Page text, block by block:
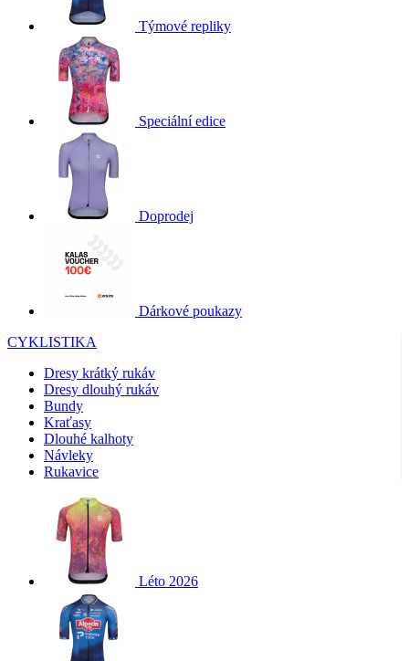
Týmové repliky
Speciální edice
Doprodej
Dárkové poukazy
CYKLISTIKA
Dresy krátký rukáv
Dresy dlouhý rukáv
Bundy
Kraťasy
Dlouhé kalhoty
Návleky
Rukavice
Léto 2026